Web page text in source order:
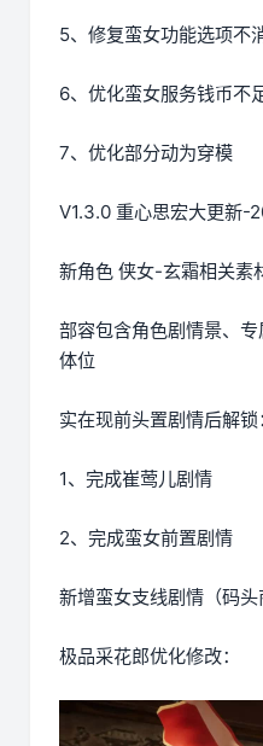
5、修复蛮女功能选项不
6、优化蛮女服务钱币不
7、优化部分动为穿模
V1.3.0 重心思宏大更新-
新角色 侠女-玄霜相关素
部容包含角色剧情景、
体位
实在现前头置剧情后解锁
1、完成崔莺儿剧情
2、完成蛮女前置剧情
新增蛮女支线剧情（码头
极品采花郎优化修改：